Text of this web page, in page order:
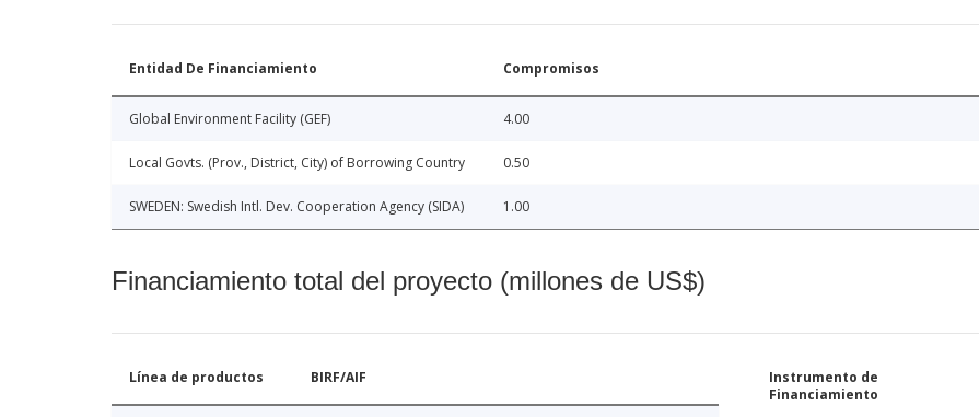
Entidad De Financiamiento Compromisos
Global Environment Facility (GEF) 4.00
Local Govts. (Prov., District, City) of Borrowing Country 0.50
SWEDEN: Swedish Intl. Dev. Cooperation Agency (SIDA) 1.00
Financiamiento total del proyecto (millones de US$)
Línea de productos BIRF/AIF
Instrumento de
Financiamiento